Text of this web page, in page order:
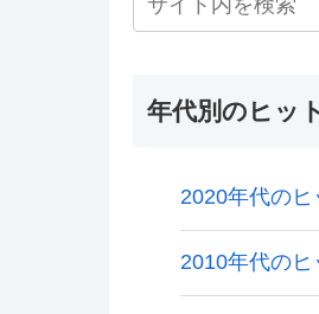
年代別のヒッ
2020年代のヒ
2010年代のヒ